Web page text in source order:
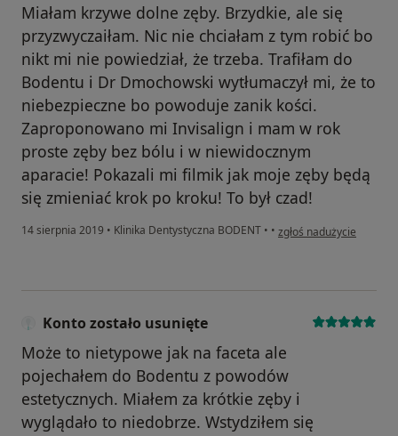
Miałam krzywe dolne zęby. Brzydkie, ale się
przyzwyczaiłam. Nic nie chciałam z tym robić bo
nikt mi nie powiedział, że trzeba. Trafiłam do
Bodentu i Dr Dmochowski wytłumaczył mi, że to
niebezpieczne bo powoduje zanik kości.
Zaproponowano mi Invisalign i mam w rok
proste zęby bez bólu i w niewidocznym
aparacie! Pokazali mi filmik jak moje zęby będą
się zmieniać krok po kroku! To był czad!
14 sierpnia 2019 • Klinika Dentystyczna BODENT • • w opinii użytkownika
zgłoś nadużycie
Konto zostało usunięte
Może to nietypowe jak na faceta ale
pojechałem do Bodentu z powodów
estetycznych. Miałem za krótkie zęby i
wyglądało to niedobrze. Wstydziłem się